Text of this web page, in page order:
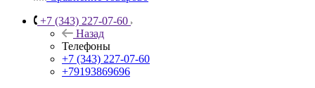
+7 (343) 227-07-60
Назад
Телефоны
+7 (343) 227-07-60
+79193869696